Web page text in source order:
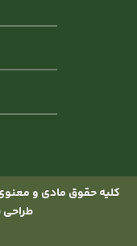
کلیه حقوق مادی و